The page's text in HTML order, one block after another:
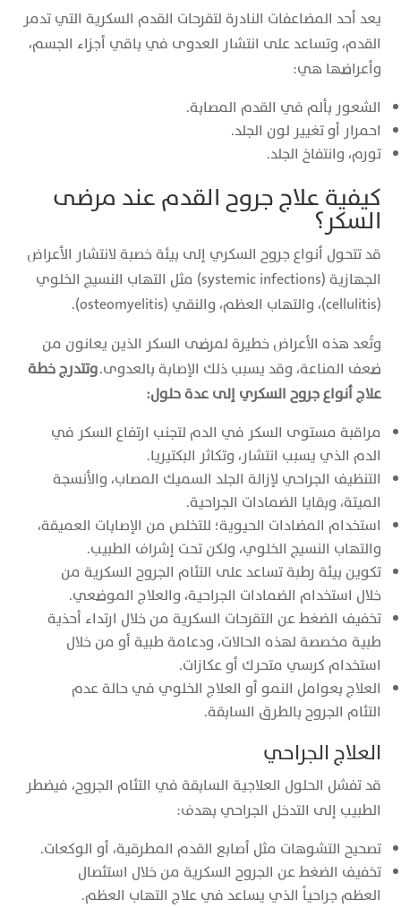
يعد أحد المضاعفات النادرة لتقرحات القدم السكرية التي تدمر
القدم، وتساعد على انتشار العدوى في باقي أجزاء الجسم،
وأعراضها هي:
الشعور بألم في القدم المصابة.
احمرار أو تغيير لون الجلد.
تورم، وانتفاخ الجلد.
كيفية علاج جروح القدم عند مرضى
السكر؟
قد تتحول أنواع جروح السكري إلى بيئة خصبة لانتشار الأعراض
الجهازية (systemic infections) مثل التهاب النسيج الخلوي
(cellulitis)، والتهاب العظم، والنقي (osteomyelitis).
وتُعد هذه الأعراض خطيرة لمرضى السكر الذين يعانون من
ضعف المناعة، وقد يسبب ذلك الإصابة بالعدوى.وتتدرج خطة
علاج أنواع جروح السكري إلى عدة حلول:
مراقبة مستوى السكر في الدم لتجنب ارتفاع السكر في
الدم الذي يسبب انتشار، وتكاثر البكتيريا.
التنظيف الجراحي لإزالة الجلد السميك المصاب، والأنسجة
الميتة، وبقايا الضمادات الجراحية.
استخدام المضادات الحيوية؛ للتخلص من الإصابات العميقة،
والتهاب النسيج الخلوي، ولكن تحت إشراف الطبيب.
تكوين بيئة رطبة تساعد على التئام الجروح السكرية من
خلال استخدام الضمادات الجراحية، والعلاج الموضعي.
تخفيف الضغط عن التقرحات السكرية من خلال ارتداء أحذية
طبية مخصصة لهذه الحالات، ودعامة طبية أو من خلال
استخدام كرسي متحرك أو عكازات.
العلاج بعوامل النمو أو العلاج الخلوي في حالة عدم
التئام الجروح بالطرق السابقة.
العلاج الجراحي
قد تفشل الحلول العلاجية السابقة في التئام الجروح، فيضطر
الطبيب إلى التدخل الجراحي بهدف:
تصحيح التشوهات مثل أصابع القدم المطرقية، أو الوكعات.
تخفيف الضغط عن الجروح السكرية من خلال استئصال
العظم جراحياً الذي يساعد في علاج التهاب العظم.